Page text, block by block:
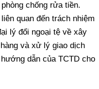
chống rửa tiền.
quan đến trách nhiệm
lý đổi ngoại tệ về xây
và xử lý giao dịch
dẫn của TCTD cho